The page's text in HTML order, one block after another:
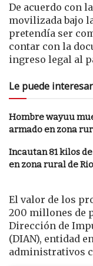
De acuerdo con
movilizada bajo
pretendía ser
contar con la
ingreso legal al
Le puede interesar
Hombre wayuu
armado en zona
Incautan 81 kilos
en zona rural de
El valor de los
200 millones de
Dirección de
(DIAN), entidad
administrativos